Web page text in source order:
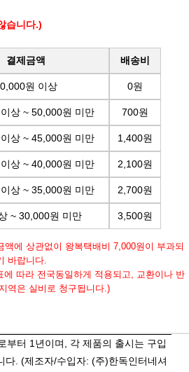
습니다.)
결제금액 배송비
원 이상 0원
상 ~ 50,000원 미만 700원
상 ~ 45,000원 미만 1,400원
상 ~ 40,000원 미만 2,100원
상 ~ 35,000원 미만 2,700원
~ 30,000원 미만 3,500원
에 상관없이 왕복택배비 7,000원이 부과되
바랍니다.
에 따라 전국동일하게 적용되고, 교환이나 반
역은 실비로 청구됩니다.)
부터 1년이며, 각 제품의 출시는 구입
다. (제조자/수입자: (주)한독인터네셔